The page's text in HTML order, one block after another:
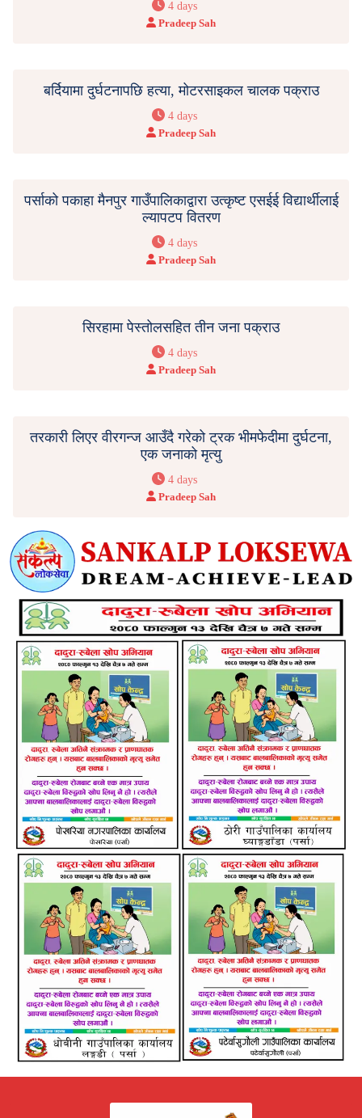
4 days
Pradeep Sah
बर्दियामा दुर्घटनापछि हत्या, मोटरसाइकल चालक पक्राउ
4 days
Pradeep Sah
पर्साको पकाहा मैनपुर गाउँपालिकाद्वारा उत्कृष्ट एसईई विद्यार्थीलाई
ल्यापटप वितरण
4 days
Pradeep Sah
सिरहामा पेस्तोलसहित तीन जना पक्राउ
4 days
Pradeep Sah
तरकारी लिएर वीरगन्ज आउँदै गरेको ट्रक भीमफेदीमा दुर्घटना,
एक जनाको मृत्यु
4 days
Pradeep Sah